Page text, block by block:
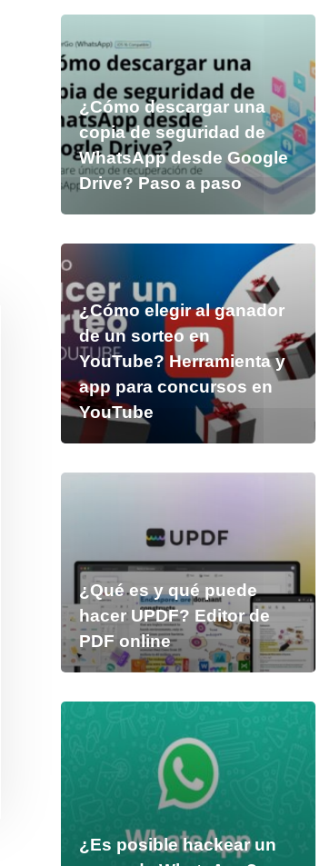
¿Cómo descargar una
copia de seguridad de
WhatsApp desde Google
Drive? Paso a paso
¿Cómo elegir al ganador
de un sorteo en
YouTube? Herramienta y
app para concursos en
YouTube
¿Qué es y qué puede
hacer UPDF? Editor de
PDF online
¿Es posible hackear un